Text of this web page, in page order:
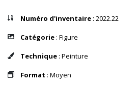
Numéro d'inventaire : 2022.22
Catégorie : Figure
Technique : Peinture
Format : Moyen